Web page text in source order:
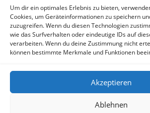
Um dir ein optimales Erlebnis zu bieten,
Cookies, um Geräteinformationen zu speichern
zuzugreifen. Wenn du diesen Technologien
wie das Surfverhalten oder eindeutige IDs auf
verarbeiten. Wenn du deine Zustimmung nicht
können bestimmte Merkmale und Funktionen
Akzeptieren
Ablehnen
Vorname*